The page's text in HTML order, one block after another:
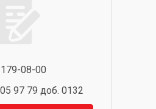
08-00
97 79 доб. 0132